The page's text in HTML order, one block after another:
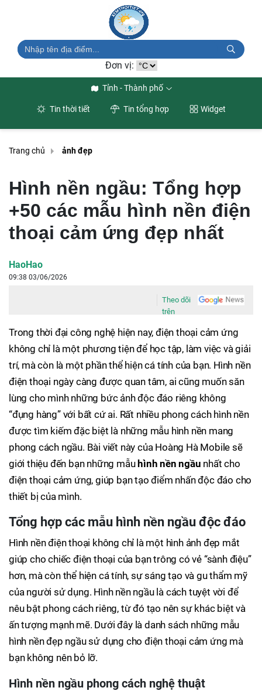
Đơn vị:
Tỉnh - Thành phố
Tin thời tiết Tin tổng hợp Widget
Trang chủ ảnh đẹp
Hình nền ngầu: Tổng hợp
+50 các mẫu hình nền điện
thoại cảm ứng đẹp nhất
HaoHao
09:38 03/06/2026
Theo dõi
trên
Trong thời đại công nghệ hiện nay, điện thoại cảm ứng
không chỉ là một phương tiện để học tập, làm việc và giải
trí, mà còn là một phần thể hiện cá tính của bạn. Hình nền
điện thoại ngày càng được quan tâm, ai cũng muốn săn
lùng cho mình những bức ảnh độc đáo riêng không
“đụng hàng” với bất cứ ai. Rất nhiều phong cách hình nền
được tìm kiếm đặc biệt là những mẫu hình nền mang
phong cách ngầu. Bài viết này của Hoàng Hà Mobile sẽ
giới thiệu đến bạn những mẫu hình nền ngầu nhất cho
điện thoại cảm ứng, giúp bạn tạo điểm nhấn độc đáo cho
thiết bị của mình.
Tổng hợp các mẫu hình nền ngầu độc đáo
Hình nền điện thoại không chỉ là một hình ảnh đẹp mắt
giúp cho chiếc điện thoại của bạn trông có vẻ “sành điệu”
hơn, mà còn thể hiện cá tính, sự sáng tạo và gu thẩm mỹ
của người sử dụng. Hình nền ngầu là cách tuyệt vời để
nêu bật phong cách riêng, từ đó tạo nên sự khác biệt và
ấn tượng mạnh mẽ. Dưới đây là danh sách những mẫu
hình nền đẹp ngầu sử dụng cho điện thoại cảm ứng mà
bạn không nên bỏ lỡ.
Hình nền ngầu phong cách nghệ thuật